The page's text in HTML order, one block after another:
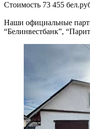
Стоимость 73 455
Наши официальные
“Белинвестбанк”,